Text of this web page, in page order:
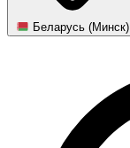
Беларусь (Минск)